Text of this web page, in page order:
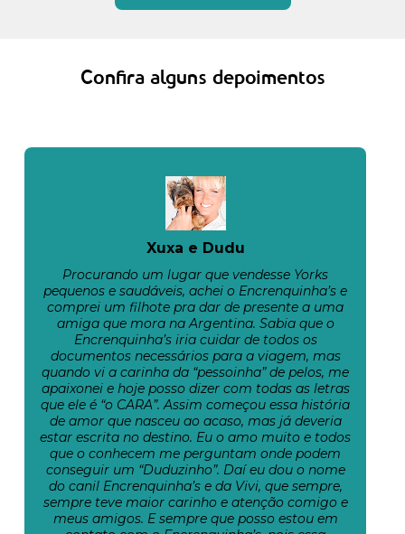
Confira alguns depoimentos
Xuxa e Dudu
Procurando um lugar que vendesse Yorks
pequenos e saudáveis, achei o Encrenquinha’s e
comprei um filhote pra dar de presente a uma
amiga que mora na Argentina. Sabia que o
Encrenquinha’s iria cuidar de todos os
documentos necessários para a viagem, mas
quando vi a carinha da “pessoinha” de pelos, me
apaixonei e hoje posso dizer com todas as letras
que ele é “o CARA”. Assim começou essa história
de amor que nasceu ao acaso, mas já deveria
estar escrita no destino. Eu o amo muito e todos
que o conhecem me perguntam onde podem
conseguir um “Duduzinho”. Daí eu dou o nome
do canil Encrenquinha’s e da Vivi, que sempre,
sempre teve maior carinho e atenção comigo e
meus amigos. E sempre que posso estou em